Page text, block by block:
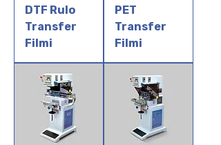
DTF Rulo
Transfer
Filmi
PET
Transfer
Filmi